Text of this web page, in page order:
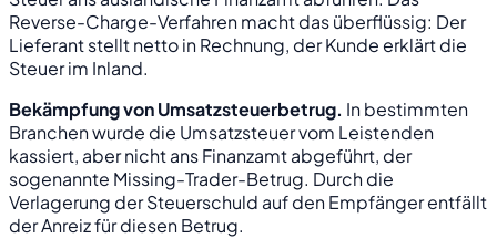
Reverse-Charge-Verfahren macht das überflüssig: Der
Lieferant stellt netto in Rechnung, der Kunde erklärt die
Steuer im Inland.
Bekämpfung von Umsatzsteuerbetrug. In bestimmten
Branchen wurde die Umsatzsteuer vom Leistenden
kassiert, aber nicht ans Finanzamt abgeführt, der
sogenannte Missing-Trader-Betrug. Durch die
Verlagerung der Steuerschuld auf den Empfänger entfällt
der Anreiz für diesen Betrug.